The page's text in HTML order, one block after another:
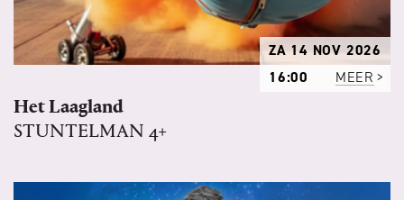
ZA 14 NOV 2026
16:00
MEER
Het Laagland
STUNTELMAN 4+